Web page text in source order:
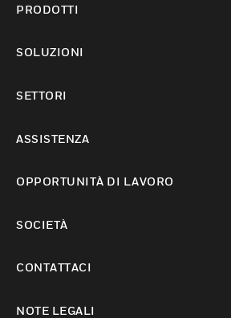
PRODOTTI
SOLUZIONI
SETTORI
ASSISTENZA
OPPORTUNITÀ DI LAVORO
SOCIETÀ
CONTATTACI
NOTE LEGALI